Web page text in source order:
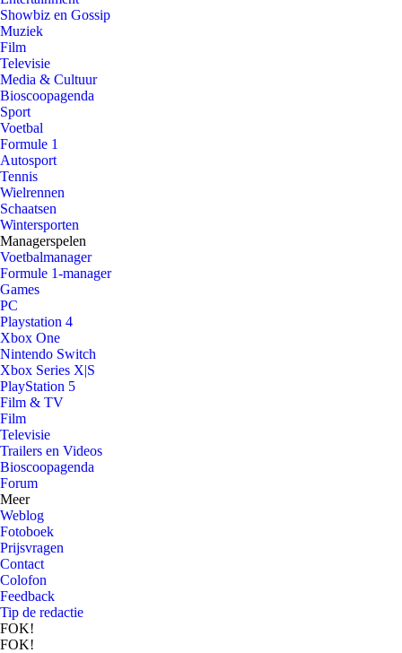
Showbiz en Gossip
Muziek
Film
Televisie
Media & Cultuur
Bioscoopagenda
Sport
Voetbal
Formule 1
Autosport
Tennis
Wielrennen
Schaatsen
Wintersporten
Managerspelen
Voetbalmanager
Formule 1-manager
Games
PC
Playstation 4
Xbox One
Nintendo Switch
Xbox Series X|S
PlayStation 5
Film & TV
Film
Televisie
Trailers en Videos
Bioscoopagenda
Forum
Meer
Weblog
Fotoboek
Prijsvragen
Contact
Colofon
Feedback
Tip de redactie
FOK!
FOK!